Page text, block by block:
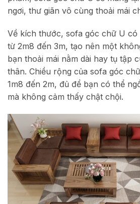
ngơi, thư giãn vô cùng thoải mái
Về kích thước, sofa góc chữ U có
từ 2m8 đến 3m, tạo nên một
bạn thoải mái nằm dài hay tụ tập
thân. Chiều rộng của sofa góc
1m8 đến 2m, đủ để bạn có thể
mà không cảm thấy chật chội.